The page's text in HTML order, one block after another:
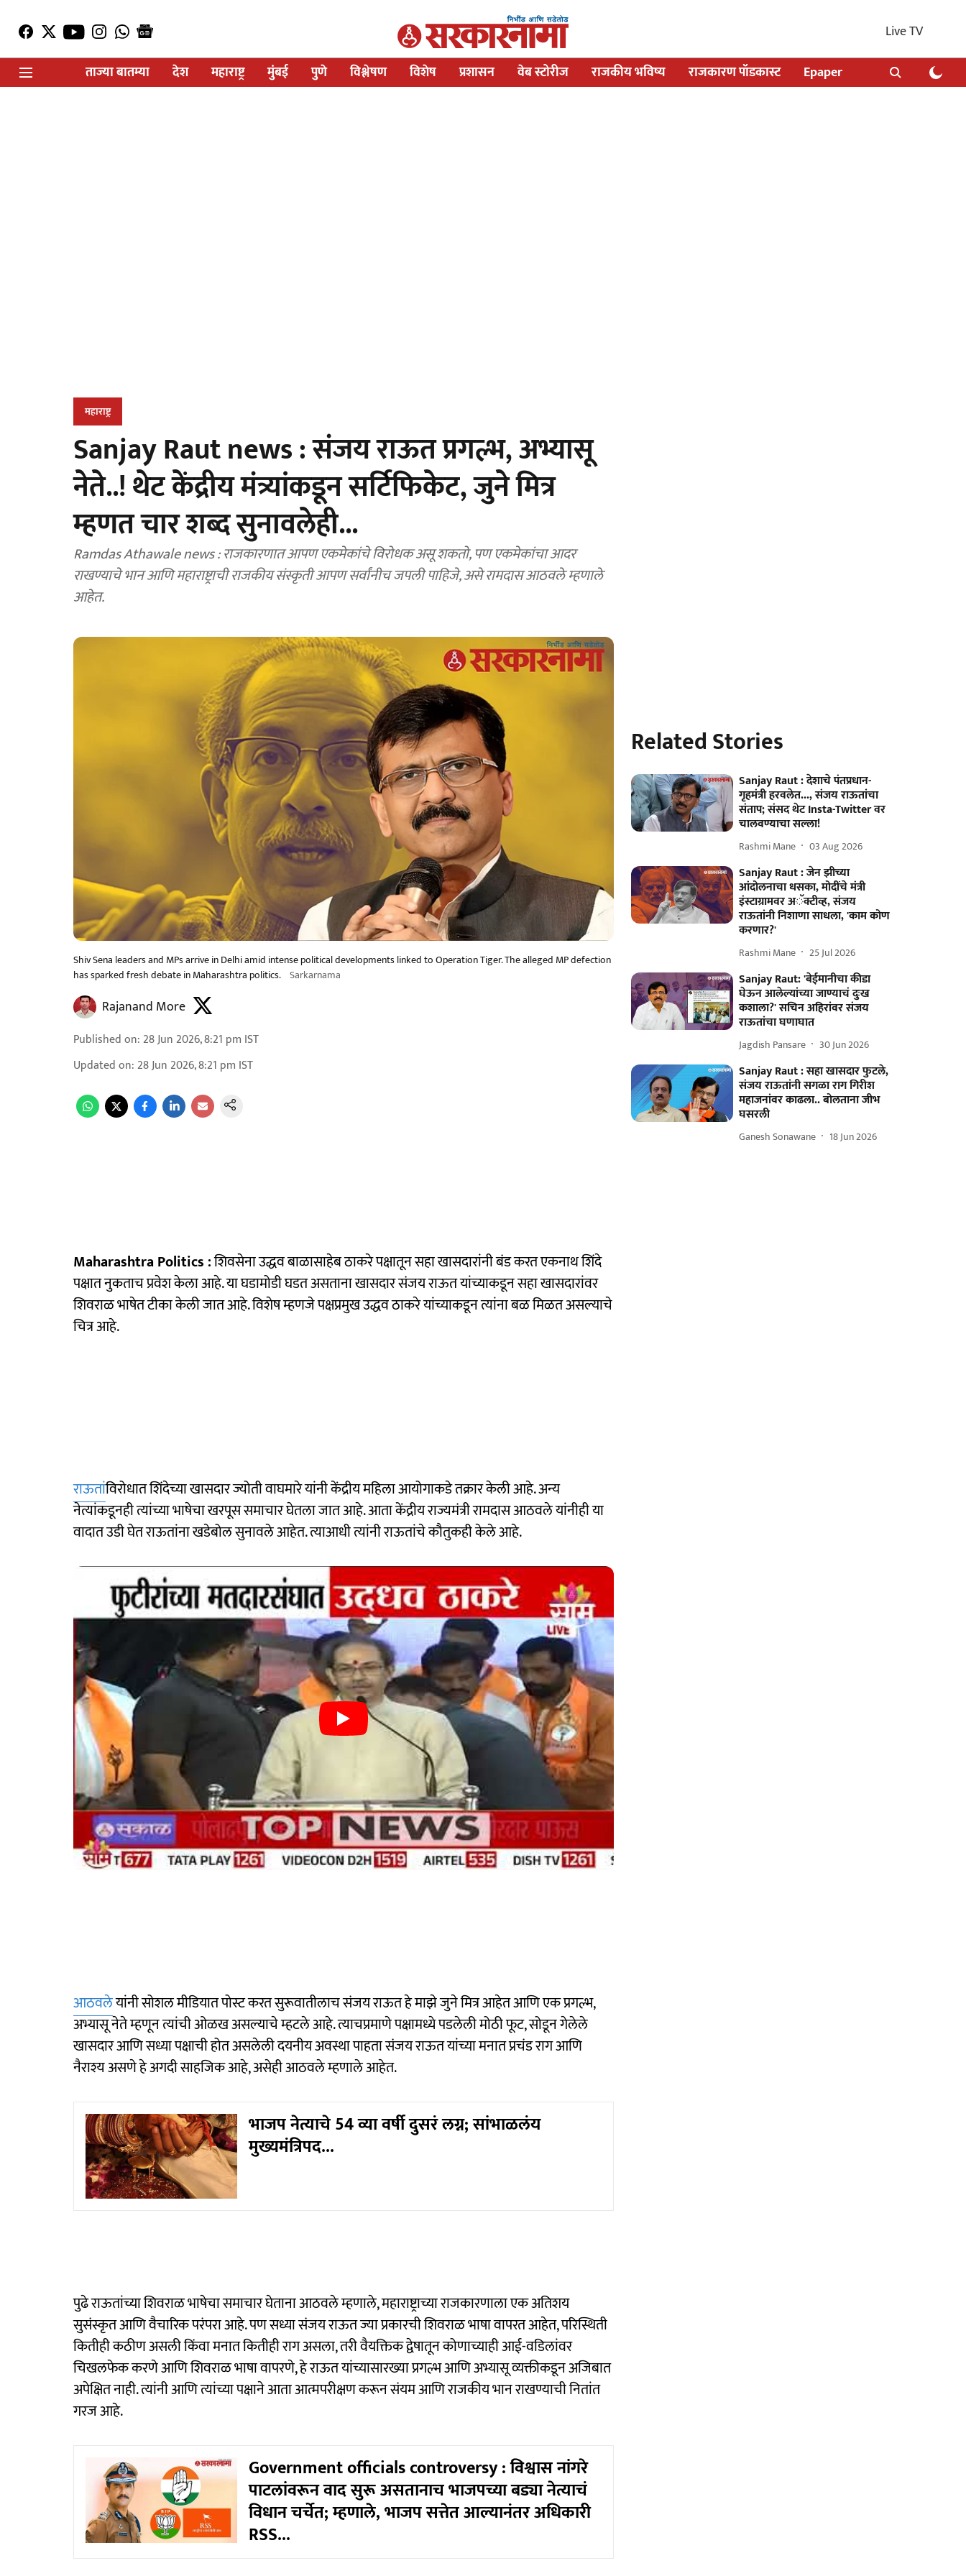
Live TV
ताज्या बातम्या
देश महाराष्ट्र मुंबई पुणे विश्लेषण विशेष प्रशासन वेब स्टोरीज राजकीय भविष्य राजकारण पॉडकास्ट Epaper
महाराष्ट्र
Sanjay Raut news : संजय राऊत प्रगल्भ, अभ्यासू
नेते..! थेट केंद्रीय मंत्र्यांकडून सर्टिफिकेट, जुने मित्र
म्हणत चार शब्द सुनावलेही...
Ramdas Athawale news : राजकारणात आपण एकमेकांचे विरोधक असू शकतो, पण एकमेकांचा आदर
राखण्याचे भान आणि महाराष्ट्राची राजकीय संस्कृती आपण सर्वांनीच जपली पाहिजे, असे रामदास आठवले म्हणाले
आहेत.
Shiv Sena leaders and MPs arrive in Delhi amid intense political developments linked to Operation Tiger. The alleged MP defection
has sparked fresh debate in Maharashtra politics. Sarkarnama
Rajanand More
Published on: 28 Jun 2026, 8:21 pm IST
Updated on: 28 Jun 2026, 8:21 pm IST
Maharashtra Politics :शिवसेना उद्धव बाळासाहेब ठाकरे पक्षातून सहा खासदारांनी बंड करत एकनाथ शिंदे
पक्षात नुकताच प्रवेश केला आहे. या घडामोडी घडत असताना खासदार संजय राऊत यांच्याकडून सहा खासदारांवर
शिवराळ भाषेत टीका केली जात आहे. विशेष म्हणजे पक्षप्रमुख उद्धव ठाकरे यांच्याकडून त्यांना बळ मिळत असल्याचे
चित्र आहे.
राऊतांविरोधात शिंदेच्या खासदार ज्योती वाघमारे यांनी केंद्रीय महिला आयोगाकडे तक्रार केली आहे. अन्य
नेत्यांकडूनही त्यांच्या भाषेचा खरपूस समाचार घेतला जात आहे. आता केंद्रीय राज्यमंत्री रामदास आठवले यांनीही या
वादात उडी घेत राऊतांना खडेबोल सुनावले आहेत. त्याआधी त्यांनी राऊतांचे कौतुकही केले आहे.
आठवलेयांनी सोशल मीडियात पोस्ट करत सुरूवातीलाच संजय राऊत हे माझे जुने मित्र आहेत आणि एक प्रगल्भ,
अभ्यासू नेते म्हणून त्यांची ओळख असल्याचे म्हटले आहे. त्याचप्रमाणे पक्षामध्ये पडलेली मोठी फूट, सोडून गेलेले
खासदार आणि सध्या पक्षाची होत असलेली दयनीय अवस्था पाहता संजय राऊत यांच्या मनात प्रचंड राग आणि
नैराश्य असणे हे अगदी साहजिक आहे, असेही आठवले म्हणाले आहेत.
भाजप नेत्याचे 54 व्या वर्षी दुसरं लग्न; सांभाळलंय
मुख्यमंत्रिपद...
पुढे राऊतांच्या शिवराळ भाषेचा समाचार घेताना आठवले म्हणाले, महाराष्ट्राच्या राजकारणाला एक अतिशय
सुसंस्कृत आणि वैचारिक परंपरा आहे. पण सध्या संजय राऊत ज्या प्रकारची शिवराळ भाषा वापरत आहेत, परिस्थिती
कितीही कठीण असली किंवा मनात कितीही राग असला, तरी वैयक्तिक द्वेषातून कोणाच्याही आई-वडिलांवर
चिखलफेक करणे आणि शिवराळ भाषा वापरणे, हे राऊत यांच्यासारख्या प्रगल्भ आणि अभ्यासू व्यक्तीकडून अजिबात
अपेक्षित नाही. त्यांनी आणि त्यांच्या पक्षाने आता आत्मपरीक्षण करून संयम आणि राजकीय भान राखण्याची नितांत
गरज आहे.
Government officials controversy : विश्वास नांगरे
पाटलांवरून वाद सुरू असतानाच भाजपच्या बड्या नेत्याचं
विधान चर्चेत; म्हणाले, भाजप सत्तेत आल्यानंतर अधिकारी
RSS...
Related Stories
Sanjay Raut : देशाचे पंतप्रधान-
गृहमंत्री हरवलेत..., संजय राऊतांचा
संताप; संसद थेट Insta-Twitter वर
चालवण्याचा सल्ला!
Rashmi Mane 03 Aug 2026
Sanjay Raut : जेन झीच्या
आंदोलनाचा धसका, मोदींचे मंत्री
इंस्टाग्रामवर अॅक्टीव्ह, संजय
राऊतांनी निशाणा साधला, 'काम कोण
करणार?'
Rashmi Mane 25 Jul 2026
Sanjay Raut: 'बेईमानीचा कीडा
घेऊन आलेल्यांच्या जाण्याचं दुःख
कशाला?' सचिन अहिरांवर संजय
राऊतांचा घणाघात
Jagdish Pansare 30 Jun 2026
Sanjay Raut : सहा खासदार फुटले,
संजय राऊतांनी सगळा राग गिरीश
महाजनांवर काढला.. बोलताना जीभ
घसरली
Ganesh Sonawane 18 Jun 2026